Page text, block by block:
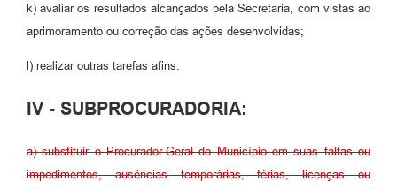
k) avaliar os resultados alcançados pela Secretaria, com vistas ao
aprimoramento ou correção das ações desenvolvidas;
l) realizar outras tarefas afins.
IV - SUBPROCURADORIA:
a) substituir o Procurador-Geral do Município em suas faltas ou
impedimentos, ausências temporárias, férias, licenças ou